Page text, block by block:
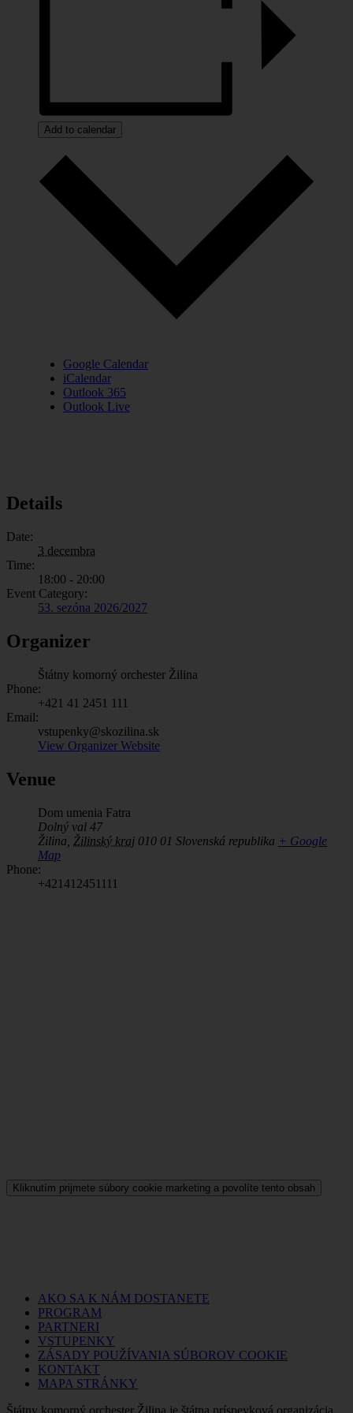
Add to calendar
Google Calendar
iCalendar
Outlook 365
Outlook Live
Details
Date:
3 decembra
Time:
18:00 - 20:00
Event Category:
53. sezóna 2026/2027
Organizer
Štátny komorný orchester Žilina
Phone:
+421 41 2451 111
Email:
vstupenky@skozilina.sk
View Organizer Website
Venue
Dom umenia Fatra
Dolný val 47
Žilina Žilinský kraj 010 01 Slovenská republika + Google
Map
Phone:
+421412451111
Kliknutím prijmete súbory cookie marketing a povolíte tento obsah
AKO SA K NÁM DOSTANETE
PROGRAM
PARTNERI
VSTUPENKY
ZÁSADY POUŽÍVANIA SÚBOROV COOKIE
KONTAKT
MAPA STRÁNKY
Štátny komorný orchester Žilina je štátna príspevková organizácia